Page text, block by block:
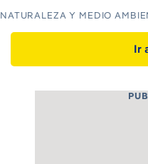
NATURALEZA Y MEDIO
Ir